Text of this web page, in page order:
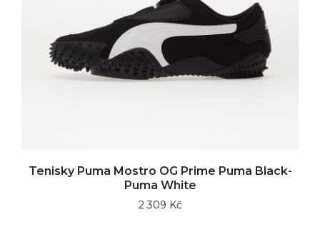
Tenisky Puma Mostro OG Prime Puma Black-
Puma White
2 309 Kč